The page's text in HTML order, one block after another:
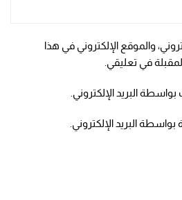
والموقع الإلكتروني في هذا
في تعليقي.
البريد الإلكتروني.
البريد الإلكتروني.